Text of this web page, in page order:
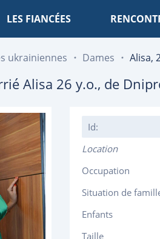
LES FIANCÉES
ukrainiennes Dames Alisa,
Alisa 26 y.o., de
Id:
Location
Occupation
Situation de
Enfants
Taille